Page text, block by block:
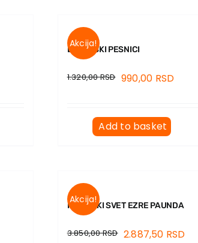
Akcija!
EVROPSKI PESNICI
1.320,00RSD 990,00 RSD
Add to basket
Akcija!
PESNIČKI SVET EZRE PAUNDA
3.850,00RSD 2.887,50 RSD